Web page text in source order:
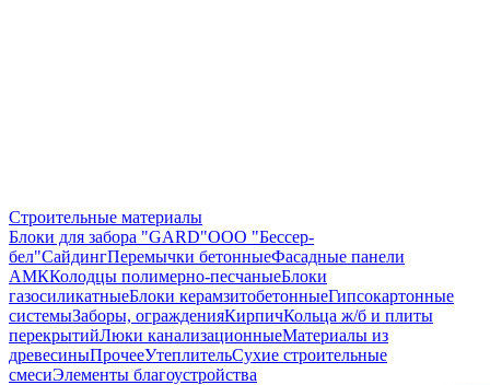
Строительные материалы
Блоки для забора "GARD"ООО "Бессер-
бел"СайдингПеремычки бетонныеФасадные панели
АМККолодцы полимерно-песчаныеБлоки
газосиликатныеБлоки керамзитобетонныеГипсокартонные
системыЗаборы, огражденияКирпичКольца ж/б и плиты
перекрытийЛюки канализационныеМатериалы из
древесиныПрочееУтеплительСухие строительные
смесиЭлементы благоустройства